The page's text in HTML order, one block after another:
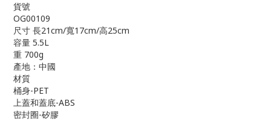
貨號
OG00109
尺寸 長21cm/寬17cm/高25cm
容量 5.5L
重 700g
產地：中國
材質
桶身-PET
上蓋和蓋底-ABS
密封圈-矽膠